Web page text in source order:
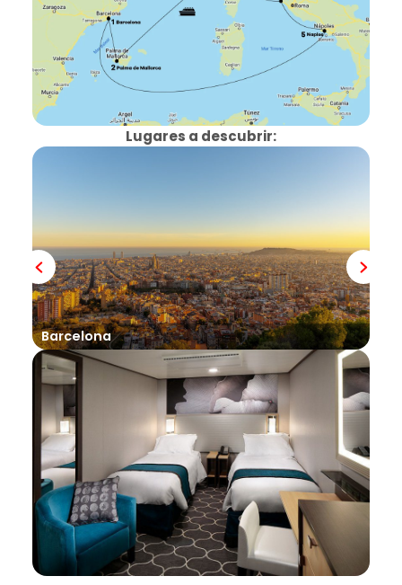
Lugares a descubrir:
Barcelona